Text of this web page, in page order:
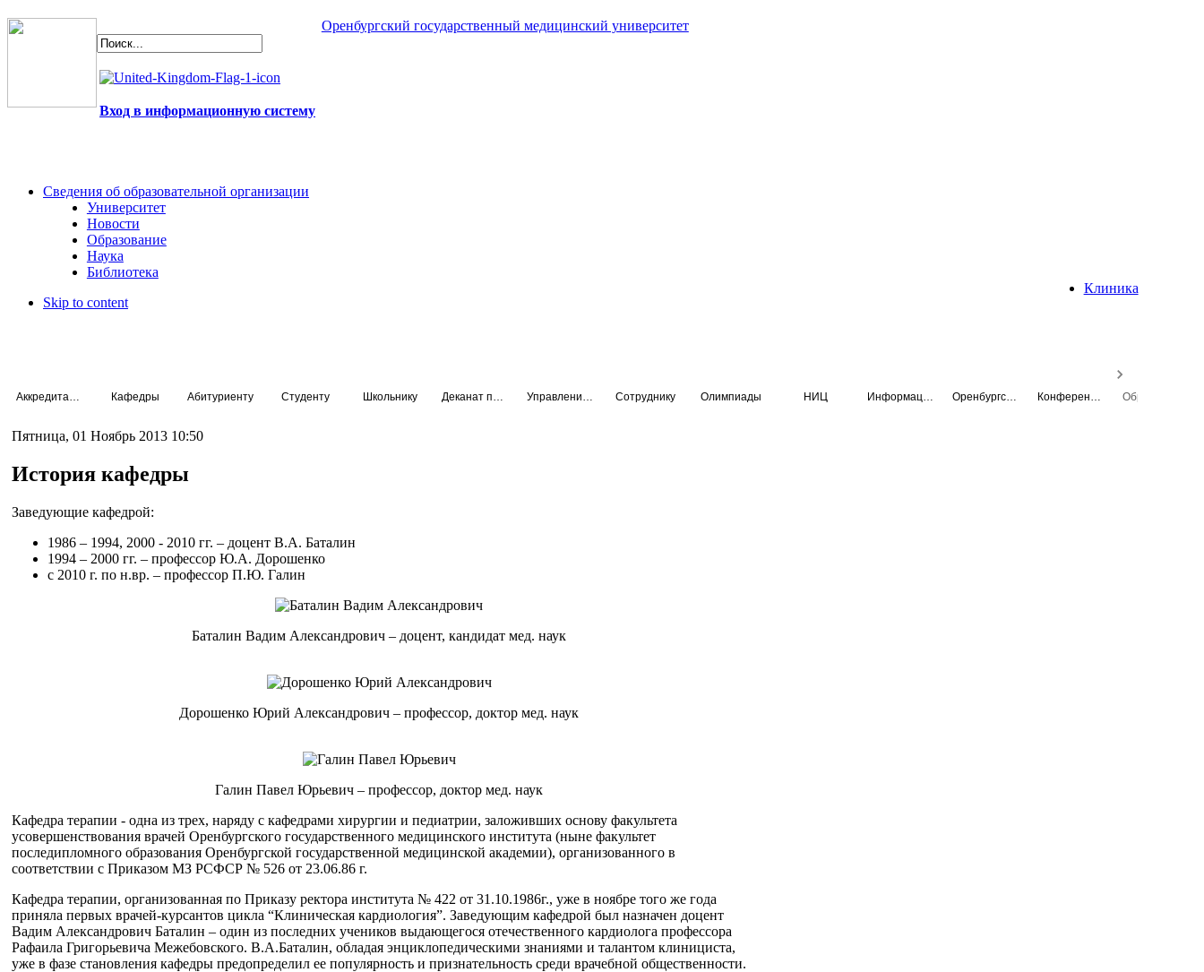
Оренбургский государственный медицинский университет
Вход в информационную систему
Сведения об образовательной организации
Университет
Новости
Образование
Наука
Библиотека
Клиника
Skip to content
Кафедры Абитуриенту Студенту Школьнику Сотруднику Олимпиады НИЦ
Пятница, 01 Ноябрь 2013 10:50
История кафедры
Заведующие кафедрой:
1986 – 1994, 2000 - 2010 гг. – доцент В.А. Баталин
1994 – 2000 гг. – профессор Ю.А. Дорошенко
с 2010 г. по н.вр. – профессор П.Ю. Галин
Баталин Вадим Александрович – доцент, кандидат мед. наук
Дорошенко Юрий Александрович – профессор, доктор мед. наук
Галин Павел Юрьевич – профессор, доктор мед. наук
Кафедра терапии - одна из трех, наряду с кафедрами хирургии и педиатрии, заложивших основу факультета
усовершенствования врачей Оренбургского государственного медицинского института (ныне факультет
последипломного образования Оренбургской государственной медицинской академии), организованного в
соответствии с Приказом МЗ РСФСР № 526 от 23.06.86 г.
Кафедра терапии, организованная по Приказу ректора института № 422 от 31.10.1986г., уже в ноябре того же года
приняла первых врачей-курсантов цикла “Клиническая кардиология”. Заведующим кафедрой был назначен доцент
Вадим Александрович Баталин – один из последних учеников выдающегося отечественного кардиолога профессора
Рафаила Григорьевича Межебовского. В.А.Баталин, обладая энциклопедическими знаниями и талантом клинициста,
уже в фазе становления кафедры предопределил ее популярность и признательность среди врачебной общественности.